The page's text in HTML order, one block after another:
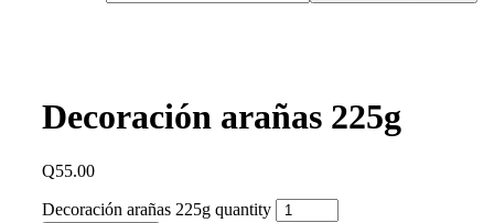
Decoración arañas 225g
Q55.00
Decoración arañas 225g quantity